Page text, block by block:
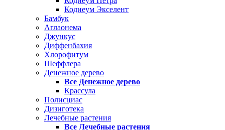
Кодиеум Экселент
Бамбук
Аглаонема
Джункус
Диффенбахия
Хлорофитум
Шеффлера
Денежное дерево
Все Денежное дерево
Крассула
Полисциас
Дизиготека
Лечебные растения
Все Лечебные растения